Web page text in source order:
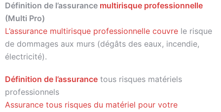
Définition de l’assurance multirisque professionnelle
(Multi Pro)
L’assurance multirisque professionnelle couvre le risque
de dommages aux murs (dégâts des eaux, incendie,
électricité).
Définition de l’assurance tous risques matériels
professionnels
Assurance tous risques du matériel pour votre